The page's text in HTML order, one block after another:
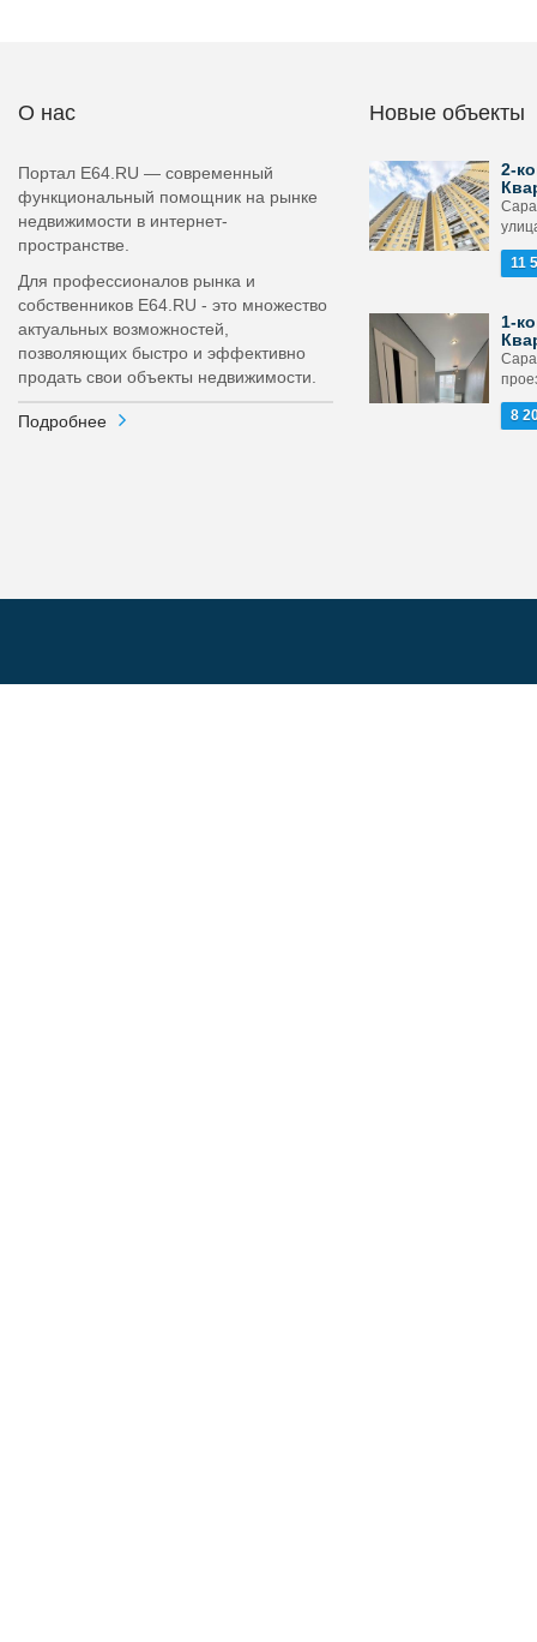
О нас
Портал E64.RU — современный
функциональный помощник на рынке
недвижимости в интернет-
пространстве.
Для профессионалов рынка и
собственников E64.RU - это множество
актуальных возможностей,
позволяющих быстро и эффективно
продать свои объекты недвижимости.
Подробнее
Новые объекты
2-
11
1-
8